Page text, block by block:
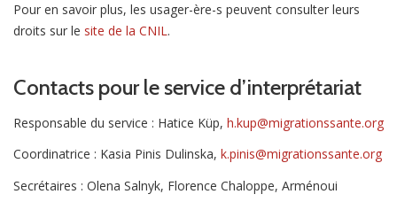
Pour en savoir plus, les usager-ère-s peuvent consulter leurs
droits sur le site de la CNIL.
Contacts pour le service d’interprétariat
Responsable du service : Hatice Küp, h.kup@migrationssante.org
Coordinatrice : Kasia Pinis Dulinska, k.pinis@migrationssante.org
Secrétaires : Olena Salnyk, Florence Chaloppe, Arménoui